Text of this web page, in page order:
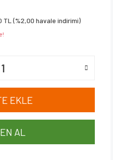
TL (%2,00 havale indirimi)
EKLE
AL